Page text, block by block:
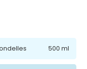
500 ml